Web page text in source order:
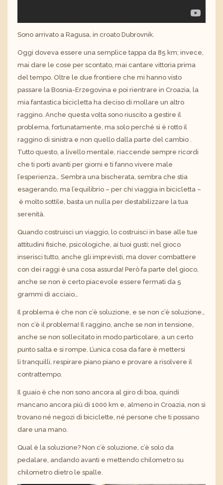
Sono arrivato a Ragusa, in croato Dubrovnik.
Oggi doveva essere una semplice tappa da 85 km; invece,
mai dare le cose per scontato, mai cantare vittoria prima
del tempo. Oltre le due frontiere che mi hanno visto
passare la Bosnia-Erzegovina e poi rientrare in Croazia, la
mia fantastica bicicletta ha deciso di mollare un altro
raggino. Anche questa volta sono riuscito a gestire il
problema, fortunatamente, ma solo perché si è rotto il
raggino di sinistra e non quello dalla parte del cambio .
Tutto questo, a livello mentale, riaccende sempre ricordi
che ti porti avanti per giorni e ti fanno vivere male
l’esperienza… Sembra una bischerata, sembra che stia
esagerando, ma l’equilibrio – per chi viaggia in bicicletta –
è molto sottile, basta un nulla per destabilizzare la tua
serenità.
Quando costruisci un viaggio, lo costruisci in base alle tue
attitudini fisiche, psicologiche, ai tuoi gusti; nel gioco
inserisci tutto, anche gli imprevisti, ma dover combattere
con dei raggi è una cosa assurda! Però fa parte del gioco,
anche se non è certo piacevole essere fermati da 5
grammi di acciaio…
Il problema è che non c’è soluzione, e se non c’è soluzione…
non c’è il problema! Il raggino, anche se non in tensione,
anche se non sollecitato in modo particolare, a un certo
punto salta e si rompe. L’unica cosa da fare è mettersi
lì tranquilli, respirare piano piano e provare a risolvere il
contrattempo.
Il guaio è che non sono ancora al giro di boa, quindi
mancano ancora più di 1000 km e, almeno in Croazia, non si
trovano né negozi di biciclette, né persone che ti possano
dare una mano.
Qual è la soluzione? Non c’è soluzione, c’è solo da
pedalare, andando avanti e mettendo chilometro su
chilometro dietro le spalle.